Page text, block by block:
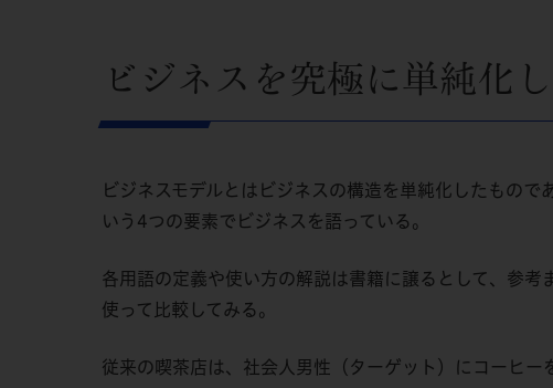
ビジネスを究極に単純化
ビジネスモデルとはビジネスの構造を単純化したもの
いう4つの要素でビジネスを語っている。
各用語の定義や使い方の解説は書籍に譲るとして、参
使って比較してみる。
従来の喫茶店は、社会人男性（ターゲット）にコーヒ